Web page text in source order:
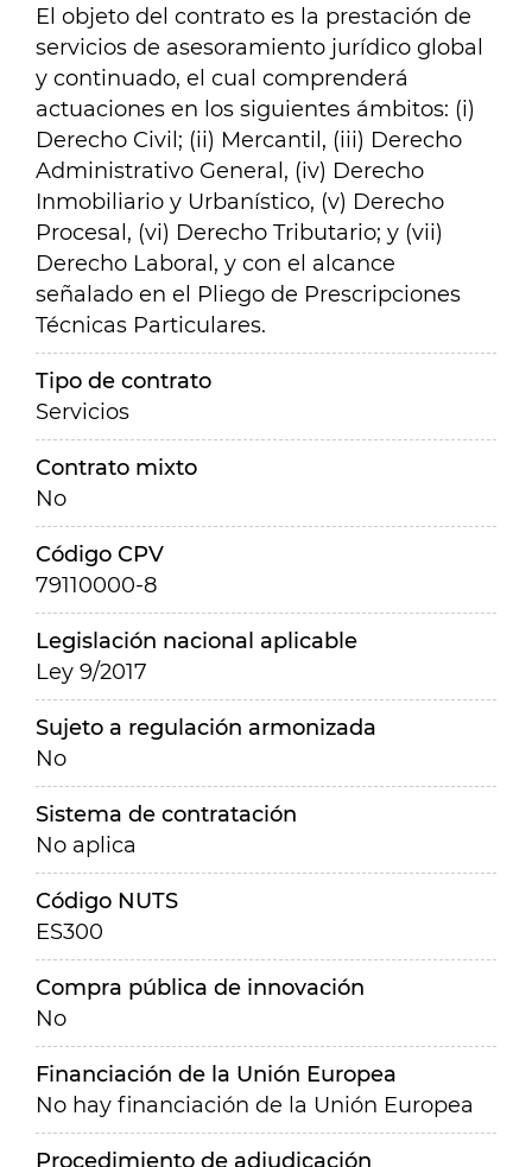
El objeto del contrato es la prestación de
servicios de asesoramiento jurídico global
y continuado, el cual comprenderá
actuaciones en los siguientes ámbitos: (i)
Derecho Civil; (ii) Mercantil, (iii) Derecho
Administrativo General, (iv) Derecho
Inmobiliario y Urbanístico, (v) Derecho
Procesal, (vi) Derecho Tributario; y (vii)
Derecho Laboral, y con el alcance
señalado en el Pliego de Prescripciones
Técnicas Particulares.
Tipo de contrato
Servicios
Contrato mixto
No
Código CPV
79110000-8
Legislación nacional aplicable
Ley 9/2017
Sujeto a regulación armonizada
No
Sistema de contratación
No aplica
Código NUTS
ES300
Compra pública de innovación
No
Financiación de la Unión Europea
No hay financiación de la Unión Europea
Procedimiento de adjudicación